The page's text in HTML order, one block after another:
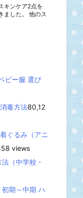
キンケア2点を
ました。 他のス
ビー服 選び
毒方法80,12
ぐるみ（アニ
views
（中学校・
期～中期 ハ